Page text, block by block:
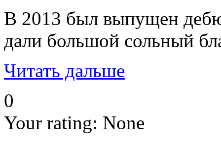
В 2013 был выпущен
дали большой сольный
Читать дальше
0
Your rating: None